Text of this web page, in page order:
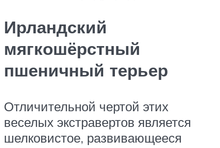
Ирландский
мягкошёрстный
пшеничный терьер
Отличительной чертой этих
веселых экстравертов является
шелковистое, развивающееся